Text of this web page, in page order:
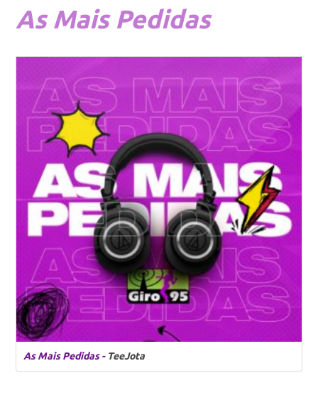
As Mais Pedidas
As Mais Pedidas - TeeJota